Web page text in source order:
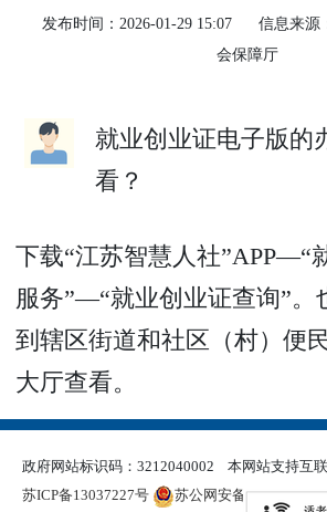
发布时间：2026-01-29 15:07
信息来源
会保障厅
就业创业证电子版的
看？
下载“江苏智慧人社”APP—“
服务”—“就业创业证查询”。
到辖区街道和社区（村）便
大厅查看。
政府网站标识码：3212040002
本网站支持互
苏ICP备13037227号
苏公网安备